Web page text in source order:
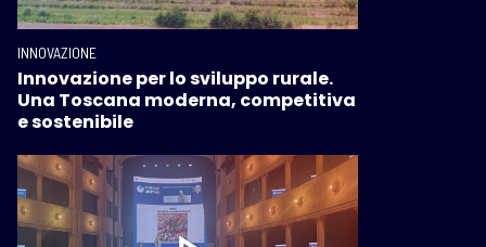
INNOVAZIONE
Innovazione per lo sviluppo rurale.
Una Toscana moderna, competitiva
e sostenibile